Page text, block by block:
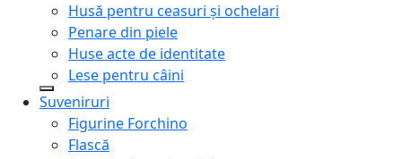
Husă pentru ceasuri și ochelari
Penare din piele
Huse acte de identitate
Lese pentru câini
Suveniruri
Figurine Forchino
Flască